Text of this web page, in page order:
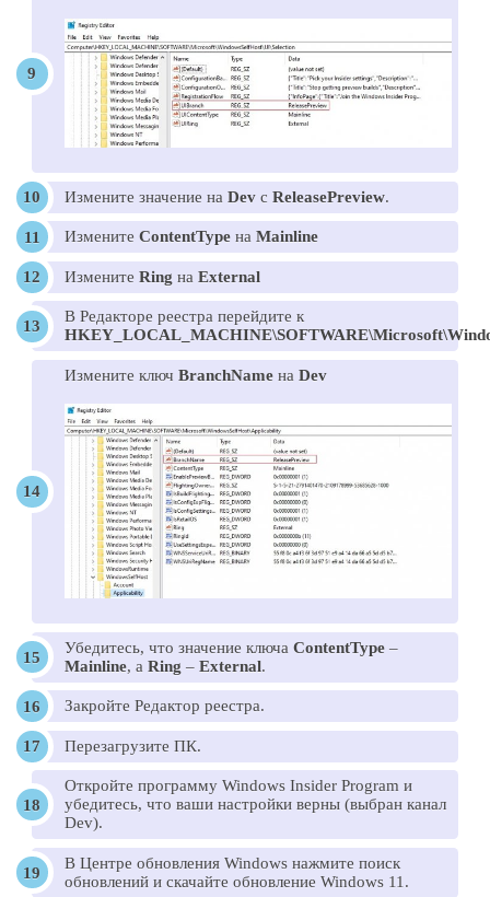
Измените значение на Dev с ReleasePreview.
Измените ContentType на Mainline
Измените Ring на External
В Редакторе реестра перейдите к
Измените ключ BranchName на Dev
Убедитесь, что значение ключа ContentType –
Mainline, а Ring – External.
Закройте Редактор реестра.
Перезагрузите ПК.
Откройте программу Windows Insider Program и
убедитесь, что ваши настройки верны (выбран канал
Dev).
В Центре обновления Windows нажмите поиск
обновлений и скачайте обновление Windows 11.